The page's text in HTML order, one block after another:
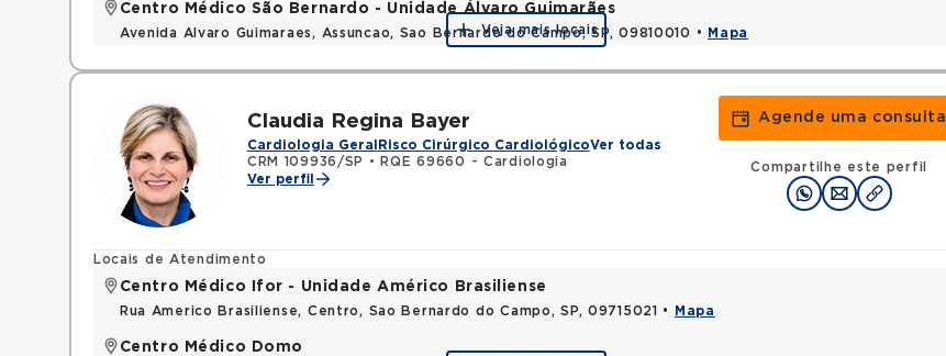
Centro Médico São Bernardo - Unidade Álvaro Guimarães
Avenida Alvaro Guimaraes, Assuncao, Sao Bernardo do Campo, SP, 09810010 • Mapa
Veja mais locais
Claudia Regina Bayer
Cardiologia Geral Risco Cirúrgico CardiológicoVer todas
CRM 109936/SP
•
RQE 69660 - Cardiologia
Ver perfil
Agende uma consulta
Compartilhe este perfil
Locais de Atendimento
Centro Médico Ifor - Unidade Américo Brasiliense
Rua Americo Brasiliense, Centro, Sao Bernardo do Campo, SP, 09715021 • Mapa
Centro Médico Domo